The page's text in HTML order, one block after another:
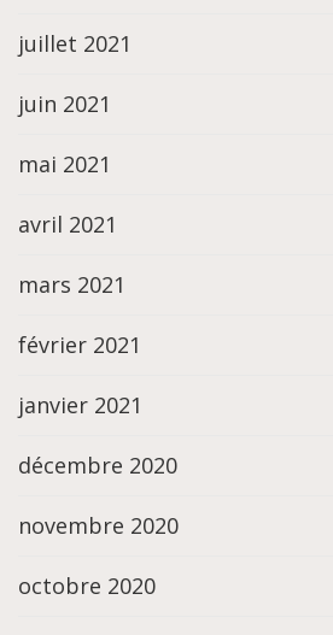
juillet 2021
juin 2021
mai 2021
avril 2021
mars 2021
février 2021
janvier 2021
décembre 2020
novembre 2020
octobre 2020